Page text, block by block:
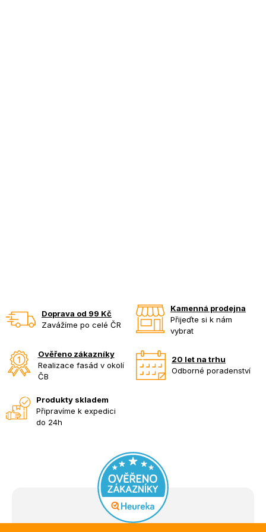
Doprava od 99 Kč
Zavážíme po celé ČR
Kamenná prodejna
Přijeďte si k nám
vybrat
Ověřeno zákazníky
Realizace fasád v okolí
ČB
20 let na trhu
Odborné poradenství
Produkty skladem
Připravíme k expedici
do 24h